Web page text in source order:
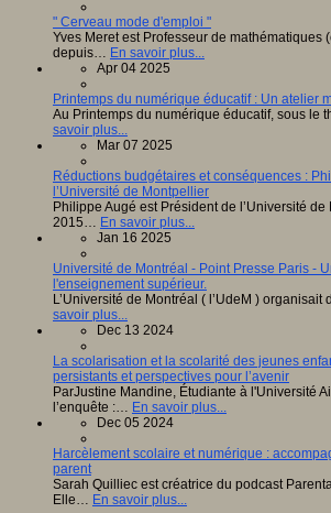
" Cerveau mode d'emploi "
Yves Meret est Professeur de mathématiques
depuis… En savoir plus...
Apr 04 2025
Printemps du numérique éducatif : Un atelier
Au Printemps du numérique éducatif, sous le
savoir plus...
Mar 07 2025
Réductions budgétaires et conséquences :
l’Université de Montpellier
Philippe Augé est Président de l’Université
2015… En savoir plus...
Jan 16 2025
Université de Montréal - Point Presse Paris -
l'enseignement supérieur.
L’Université de Montréal ( l’UdeM ) organisait
savoir plus...
Dec 13 2024
La scolarisation et la scolarité des jeunes
persistants et perspectives pour l’avenir
ParJustine Mandine, Étudiante à l'Université
l’enquête :… En savoir plus...
Dec 05 2024
Harcèlement scolaire et numérique :
parent
Sarah Quilliec est créatrice du podcast
Elle… En savoir plus...